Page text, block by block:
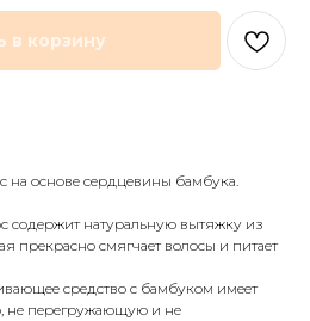
в корзину
на основе сердцевины бамбука.
содержит натуральную вытяжку из
прекрасно смягчает волосы и питает
средство с бамбуком имеет
не перегружающую и не